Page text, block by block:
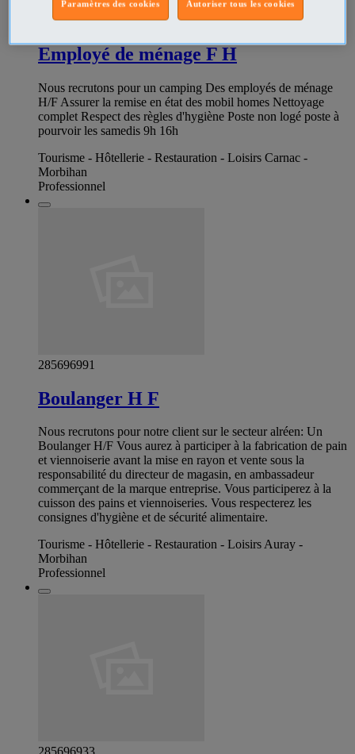
285697111
Employé de ménage F H
Nous recrutons pour un camping Des employés de ménage
H/F Assurer la remise en état des mobil homes Nettoyage
complet Respect des règles d'hygiène Poste non logé poste à
pourvoir les samedis 9h 16h
Tourisme - Hôtellerie - Restauration - Loisirs Carnac -
Morbihan
Professionnel
285696991
Boulanger H F
Nous recrutons pour notre client sur le secteur alréen: Un
Boulanger H/F Vous aurez à participer à la fabrication de pain
et viennoiserie avant la mise en rayon et vente sous la
responsabilité du directeur de magasin, en ambassadeur
commerçant de la marque entreprise. Vous participerez à la
cuisson des pains et viennoiseries. Vous respecterez les
consignes d'hygiène et de sécurité alimentaire.
Tourisme - Hôtellerie - Restauration - Loisirs Auray -
Morbihan
Professionnel
Autoriser tous les cookies
Paramètres des cookies